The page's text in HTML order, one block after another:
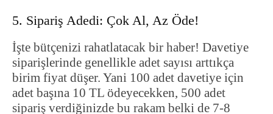
5. Sipariş Adedi: Çok Al, Az Öde!
İşte bütçenizi rahatlatacak bir haber! Davetiye
siparişlerinde genellikle adet sayısı arttıkça
birim fiyat düşer. Yani 100 adet davetiye için
adet başına 10 TL ödeyecekken, 500 adet
sipariş verdiğinizde bu rakam belki de 7-8